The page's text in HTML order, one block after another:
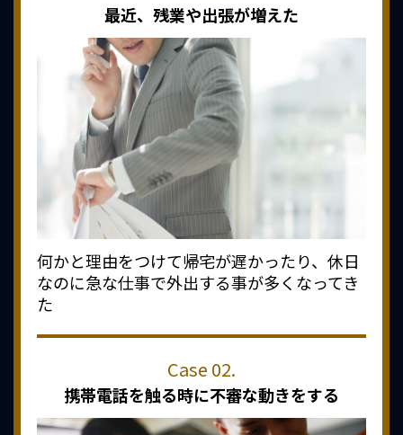
最近、 残業や出張が増えた
何かと理由をつけて帰宅が遅かったり、休日
なのに急な仕事で外出する事が多くなってき
た
携帯電話を触る時に不審な動きをする